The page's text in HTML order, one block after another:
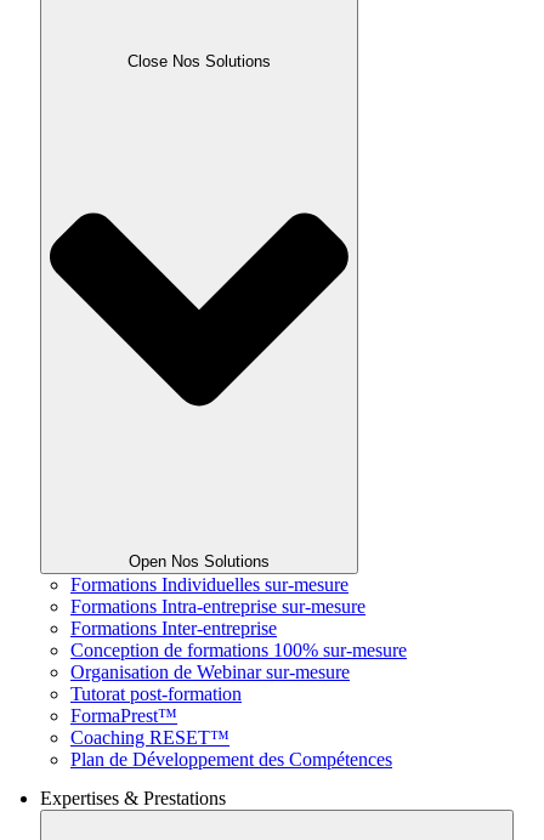
Close Nos Solutions
Open Nos Solutions
Formations Individuelles sur-mesure
Formations Intra-entreprise sur-mesure
Formations Inter-entreprise
Conception de formations 100% sur-mesure
Organisation de Webinar sur-mesure
Tutorat post-formation
FormaPrest™
Coaching RESET™
Plan de Développement des Compétences
Expertises & Prestations